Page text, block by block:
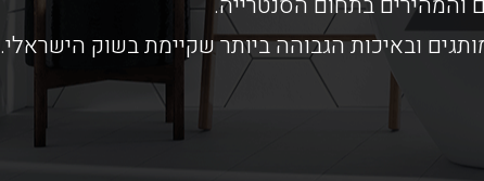
ובאיכות הגבוהה ביותר שקיימת בשוק הישראלי.